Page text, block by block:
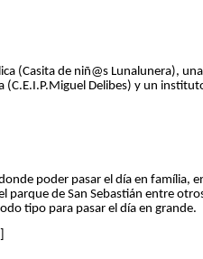
(Casita de niñ@s Lunalunera),
Delibes) y un
poder pasar el día en família,
parque de San Sebastián entre
tipo para pasar el día en grande.